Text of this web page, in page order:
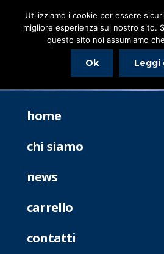
home
chi siamo
news
carrello
contatti
Utilizziamo i cookie per essere
migliore esperienza sul nostro sito.
questo sito noi assumiamo
Ok Leggi